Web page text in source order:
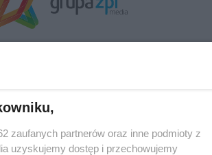
Nasze serwisy
© 2026 Grupa ZPR Media
zaufanych partnerów oraz inne podmioty z
uzyskujemy dostęp i przechowujemy